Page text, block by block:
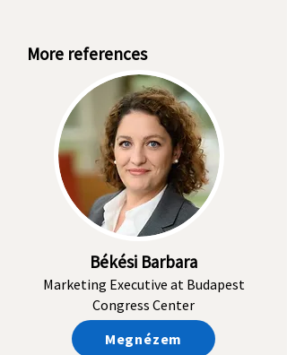
More references
Békési Barbara
Marketing Executive at Budapest
Congress Center
Megnézem